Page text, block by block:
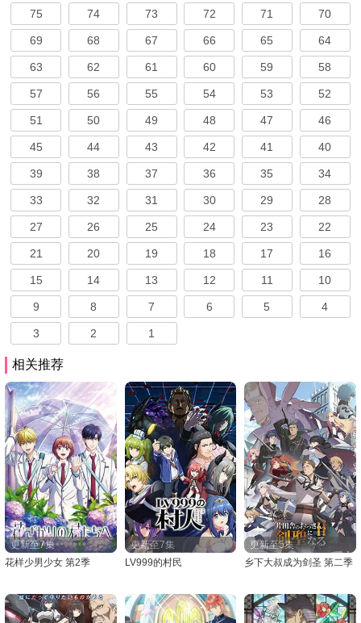
75 74 73 72 71 70
69 68 67 66 65 64
63 62 61 60 59 58
57 56 55 54 53 52
51 50 49 48 47 46
45 44 43 42 41 40
39 38 37 36 35 34
33 32 31 30 29 28
27 26 25 24 23 22
21 20 19 18 17 16
15 14 13 12 11 10
9 8 7 6 5 4
3 2 1
相关推荐
更新至7集
花样少男少女 第2季
更新至7集
LV999的村民
更新至5集
乡下大叔成为剑圣 第二季